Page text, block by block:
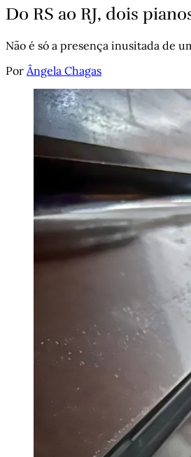
Do RS ao RJ, dois
Não é só a presença inusitada de
Por Ângela Chagas